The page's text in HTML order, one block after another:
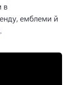
в
емблеми й
.